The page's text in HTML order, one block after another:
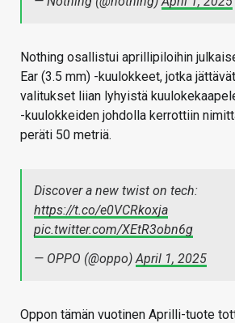
Nothing osallistui aprillipiloihin
Ear (3.5 mm) -kuulokkeet, jotka
valitukset liian lyhyistä
-kuulokkeiden johdolla kerrottiin
peräti 50 metriä.
Discover a new twist on tech:
https://t.co/e0VCRkoxja
pic.twitter.com/XEtR3obn6g
— OPPO (@oppo) April 1, 2025
Oppon tämän vuotinen Aprilli-tuote